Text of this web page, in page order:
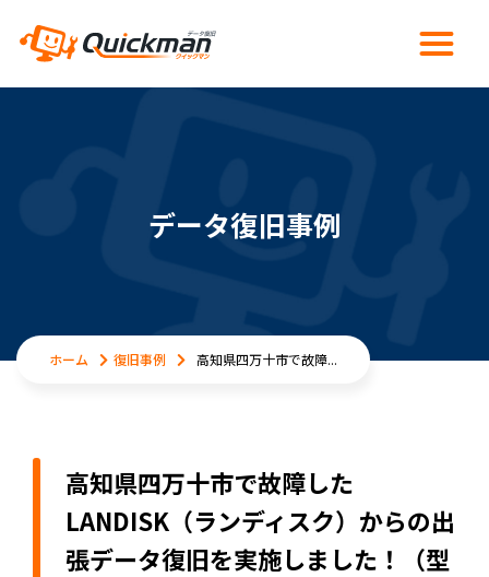
データ復旧事例
ホーム 復旧事例 高知県四万十市で故障...
高知県四万十市で故障した
LANDISK（ランディスク）からの出
張データ復旧を実施しました！（型